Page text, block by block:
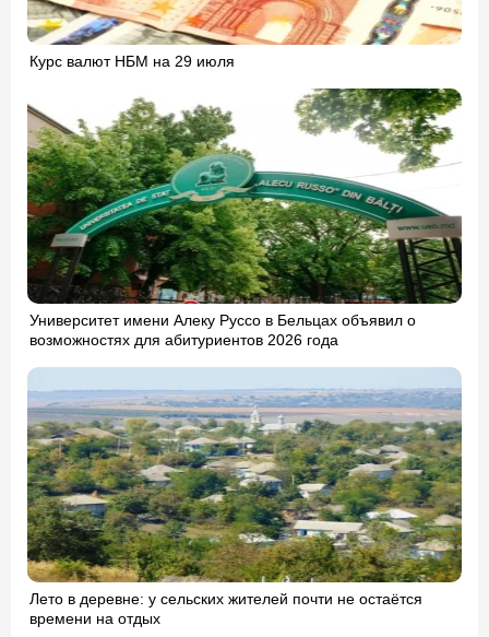
Курс валют НБМ на 29 июля
Университет имени Алеку Руссо в Бельцах объявил о
возможностях для абитуриентов 2026 года
Лето в деревне: у сельских жителей почти не остаётся
времени на отдых